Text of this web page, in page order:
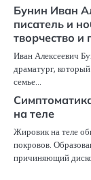
Бунин Иван
писатель и
творчество и
Иван Алексеевич
драматург,
семье…
на теле
Жировик на теле
покровов.
причиняющий